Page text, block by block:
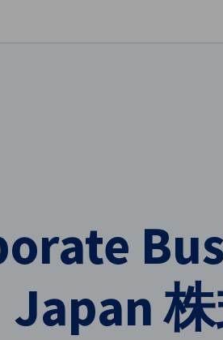
Japan